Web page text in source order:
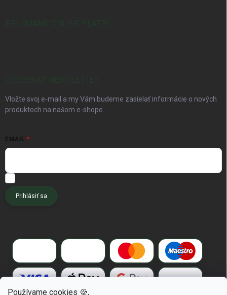
Používame cookies 🍪,
Vložte svoj e-mail a my Vám budeme zasielať informácie o nových
produktoch na našom e-shope.
EMAIL
Prihlásiť sa